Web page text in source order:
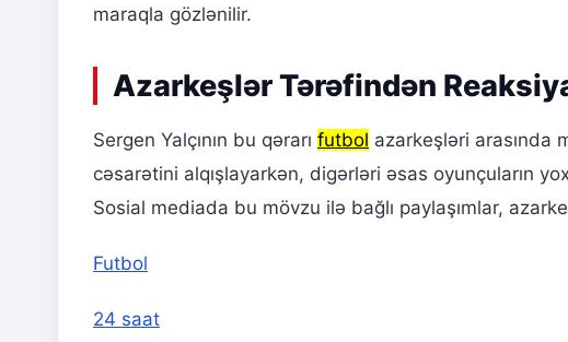
maraqla gözlənilir.
Azarkeşlər Tərəfindən
Sergen Yalçının bu qərarı futbol azarkeşləri arasında
cəsarətini alqışlayarkən, digərləri əsas oyunçuların
Sosial mediada bu mövzu ilə bağlı paylaşımlar,
Futbol
24 saat